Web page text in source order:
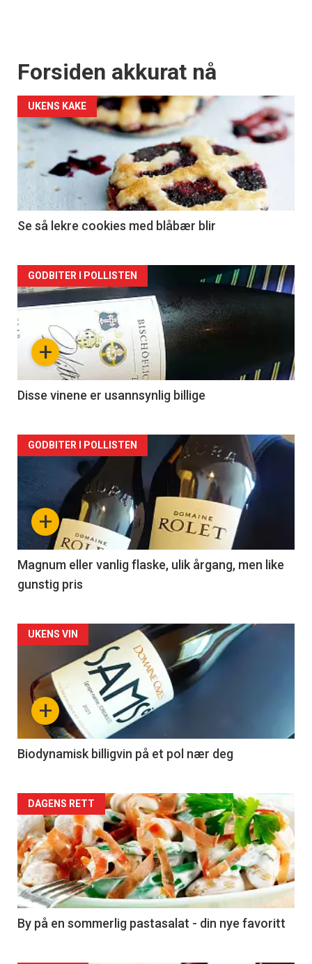
Forsiden akkurat nå
UKENS KAKE
Se så lekre cookies med blåbær blir
Forsiden
akkurat
nå
2
+
GODBITER I POLLISTEN
Disse vinene er usannsynlig billige
Forsiden
akkurat
nå
3
+
GODBITER I POLLISTEN
Magnum eller vanlig flaske, ulik årgang, men like
gunstig pris
Forsiden
akkurat
nå
4
+
UKENS VIN
Biodynamisk billigvin på et pol nær deg
Forsiden
akkurat
nå
-
5
DAGENS RETT
By på en sommerlig pastasalat - din nye favoritt